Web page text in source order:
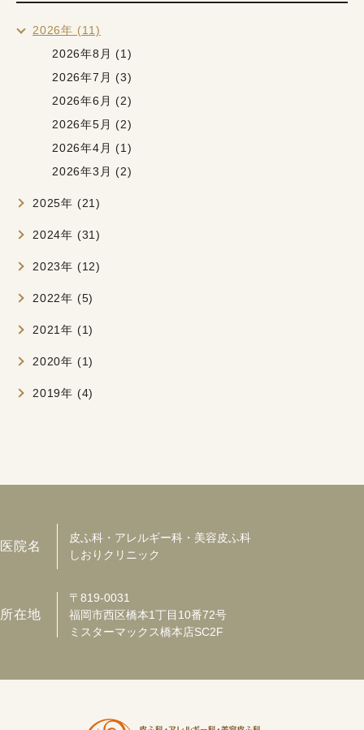
2026年 (11)
2026年8月 (1)
2026年7月 (3)
2026年6月 (2)
2026年5月 (2)
2026年4月 (1)
2026年3月 (2)
2025年 (21)
2024年 (31)
2023年 (12)
2022年 (5)
2021年 (1)
2020年 (1)
2019年 (4)
医院名
皮ふ科・アレルギー科・美容皮ふ科
しおりクリニック
所在地
〒819-0031
福岡市西区橋本1丁目10番72号
ミスターマックス橋本店SC2F